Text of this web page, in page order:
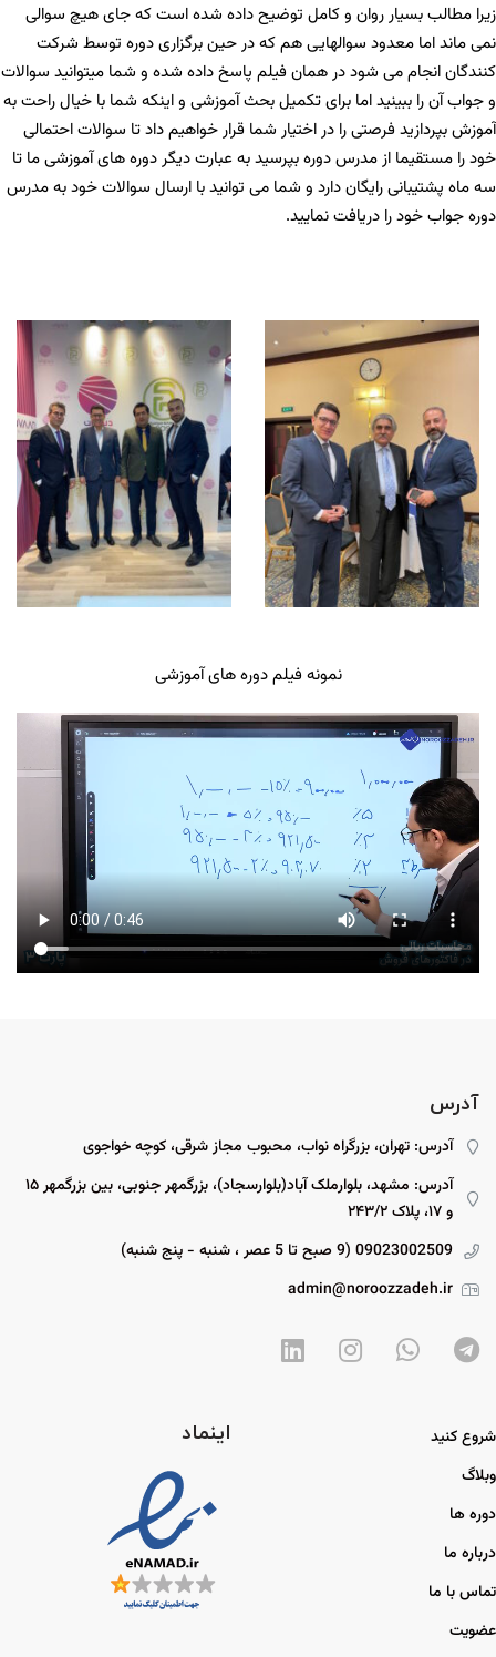
زیرا مطالب بسیار روان و کامل توضیح داده شده است که جای هیچ سوالی
نمی ماند اما معدود سوالهایی هم که در حین برگزاری دوره توسط شرکت
کنندگان انجام می شود در همان فیلم پاسخ داده شده و شما میتوانید سوالات
و جواب آن را ببینید اما برای تکمیل بحث آموزشی و اینکه شما با خیال راحت به
آموزش بپردازید فرصتی را در اختیار شما قرار خواهیم داد تا سوالات احتمالی
خود را مستقیما از مدرس دوره بپرسید به عبارت دیگر دوره های آموزشی ما تا
سه ماه پشتیبانی رایگان دارد و شما می توانید با ارسال سوالات خود به مدرس
دوره جواب خود را دریافت نمایید.
نمونه فیلم دوره های آموزشی
آدرس
آدرس: تهران، بزرگراه نواب، محبوب مجاز شرقی، کوچه خواجوی
آدرس: مشهد، بلوارملک آباد(بلوارسجاد)، بزرگمهر جنوبی، بین بزرگمهر ۱۵
و ۱۷، پلاک ۲۴۳/۲
09023002509 (9 صبح تا 5 عصر ، شنبه - پنج شنبه)
admin@noroozzadeh.ir
شروع کنید
وبلاگ
دوره ها
درباره ما
تماس با ما
عضویت
اینماد